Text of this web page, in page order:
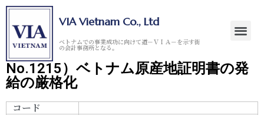
VIA Vietnam Co., Ltd
ベトナムでの事業成功に向けて道－ＶＩＡ－を示す街
の会計事務所となる。
No.1215）ベトナム原産地証明書の発
給の厳格化
コード